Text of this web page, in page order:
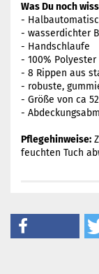
Was Du noch
-
- wasserdichter
- Handschlaufe
- 100% Polyester
- 8 Rippen aus
- robuste,
- Größe von ca
-
Pflegehinweise:
feuchten Tuch